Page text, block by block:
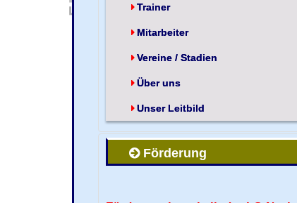
Trainer
Mitarbeiter
Vereine / Stadien
Über uns
Unser Leitbild
Förderung